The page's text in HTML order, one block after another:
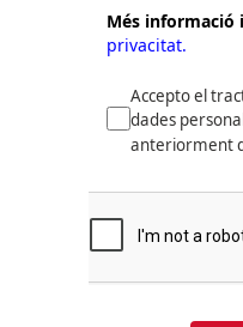
Més informació
privacitat.
Accepto el
dades
anteriorment